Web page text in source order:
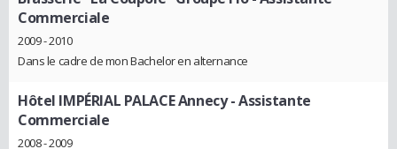
Commerciale
2009 - 2010
Dans le cadre de mon Bachelor en alternance
Hôtel IMPÉRIAL PALACE Annecy- Assistante
Commerciale
2008 - 2009